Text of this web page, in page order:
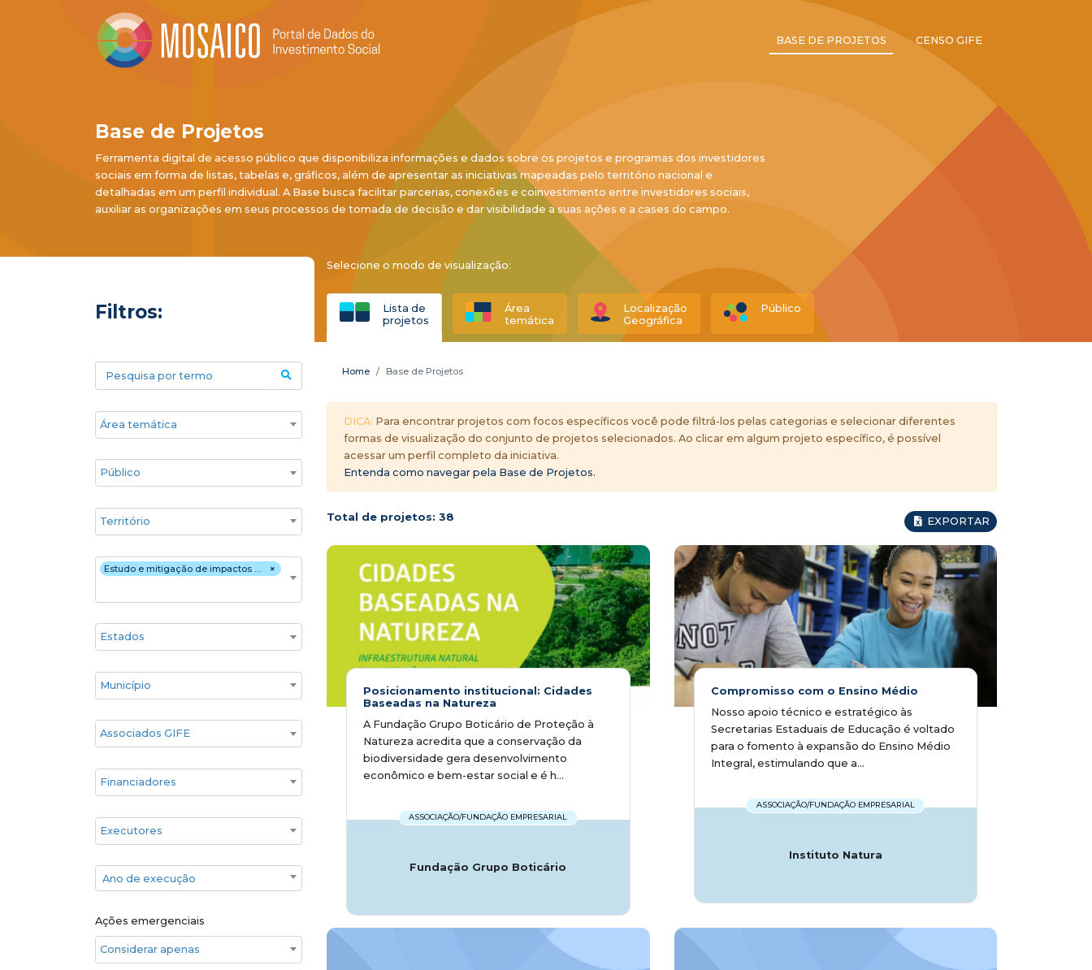
BASE DE PROJETOS CENSO GIFE
Base de Projetos
Ferramenta digital de acesso público que disponibiliza informações e dados sobre os projetos e programas dos investidores
sociais em forma de listas, tabelas e, gráficos, além de apresentar as iniciativas mapeadas pelo território nacional e
detalhadas em um perfil individual. A Base busca facilitar parcerias, conexões e coinvestimento entre investidores sociais,
auxiliar as organizações em seus processos de tomada de decisão e dar visibilidade a suas ações e a cases do campo.
Filtros:
Selecione o modo de visualização:
Lista de
projetos
Área
temática
Localização
Geográfica
Público
Pesquisa por termo
Áreas temáticas
Público
Territórios
Estratégia de atuação ×
Estudo e mitigação de impactos (ambientais e/ou socioeconômicos)
Estado
Cidade
Associados GIFE
Financiadores
Executores
Ano de execução
Ano de execução
Ações emergenciais
Considerar apenas ações emergenciais
Home Base de Projetos
DICA: Para encontrar projetos com focos específicos você pode filtrá-los pelas categorias e selecionar diferentes
formas de visualização do conjunto de projetos selecionados. Ao clicar em algum projeto específico, é possível
acessar um perfil completo da iniciativa.
Entenda como navegar pela Base de Projetos.
Total de projetos: 38 EXPORTAR
Posicionamento institucional: Cidades
Baseadas na Natureza
A Fundação Grupo Boticário de Proteção à
Natureza acredita que a conservação da
biodiversidade gera desenvolvimento
econômico e bem-estar social e é h...
ASSOCIAÇÃO/FUNDAÇÃO EMPRESARIAL
Fundação Grupo Boticário
Compromisso com o Ensino Médio
Nosso apoio técnico e estratégico às
Secretarias Estaduais de Educação é voltado
para o fomento à expansão do Ensino Médio
Integral, estimulando que a...
ASSOCIAÇÃO/FUNDAÇÃO EMPRESARIAL
Instituto Natura